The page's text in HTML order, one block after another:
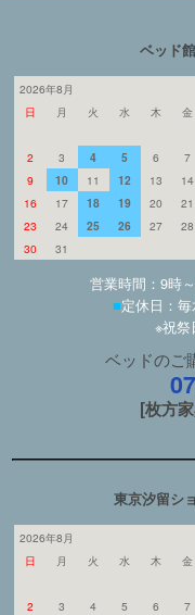
ベッド
2026年8月
日
月 火 水 木 金
2
3 4 5 6 7
9
10 11 12 13 14
16
17 18 19 20 21
23
24 25 26 27 28
30
31
営業時間：9時
■定休日：
※祝祭
ベッドのご
[枚方
東京汐留シ
2026年8月
日
月 火 水 木 金
2
3 4 5 6 7